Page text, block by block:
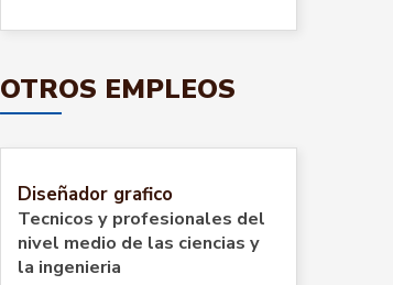
OTROS EMPLEOS
Diseñador grafico
Tecnicos y profesionales del
nivel medio de las ciencias y
la ingenieria